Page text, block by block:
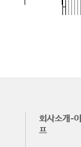
月 (10-30)
회사소개-
프